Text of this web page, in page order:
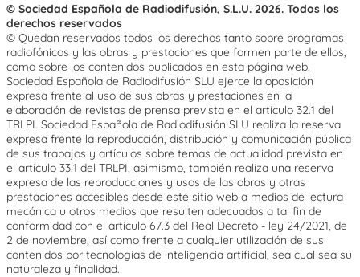
© Sociedad Española de Radiodifusión, S.L.U. 2026. Todos los
derechos reservados
© Quedan reservados todos los derechos tanto sobre programas
radiofónicos y las obras y prestaciones que formen parte de ellos,
como sobre los contenidos publicados en esta página web.
Sociedad Española de Radiodifusión SLU ejerce la oposición
expresa frente al uso de sus obras y prestaciones en la
elaboración de revistas de prensa prevista en el artículo 32.1 del
TRLPI. Sociedad Española de Radiodifusión SLU realiza la reserva
expresa frente la reproducción, distribución y comunicación pública
de sus trabajos y artículos sobre temas de actualidad prevista en
el artículo 33.1 del TRLPI, asimismo, también realiza una reserva
expresa de las reproducciones y usos de las obras y otras
prestaciones accesibles desde este sitio web a medios de lectura
mecánica u otros medios que resulten adecuados a tal fin de
conformidad con el artículo 67.3 del Real Decreto - ley 24/2021, de
2 de noviembre, así como frente a cualquier utilización de sus
contenidos por tecnologías de inteligencia artificial, sea cual sea su
naturaleza y finalidad.